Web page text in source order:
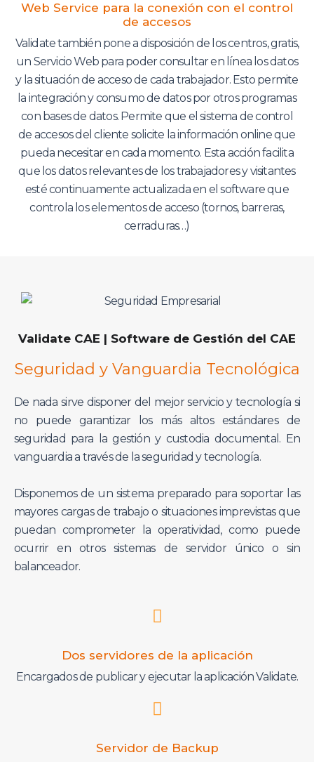
Web Service para la conexión con el control
de accesos
Validate también pone a disposición de los centros, gratis,
un Servicio Web para poder consultar en línea los datos
y la situación de acceso de cada trabajador. Esto permite
la integración y consumo de datos por otros programas
con bases de datos. Permite que el sistema de control
de accesos del cliente solicite la información online que
pueda necesitar en cada momento. Esta acción facilita
que los datos relevantes de los trabajadores y visitantes
esté continuamente actualizada en el software que
controla los elementos de acceso (tornos, barreras,
cerraduras…)
Validate CAE | Software de Gestión del CAE
Seguridad y Vanguardia Tecnológica
De nada sirve disponer del mejor servicio y tecnología si
no puede garantizar los más altos estándares de
seguridad para la gestión y custodia documental. En
vanguardia a través de la seguridad y tecnología.
Disponemos de un sistema preparado para soportar las
mayores cargas de trabajo o situaciones imprevistas que
puedan comprometer la operatividad, como puede
ocurrir en otros sistemas de servidor único o sin
balanceador.
Dos servidores de la aplicación
Encargados de publicar y ejecutar la aplicación Validate.
Servidor de Backup